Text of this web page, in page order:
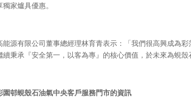
獨家爐具優惠。
能源有限公司董事總經理林育青表示：「我們很高興成為
續秉承『安全第一，以客為專』的核心價值，於未來為蜆殼
園邨蜆殼石油氣中央客戶服務門市的資訊